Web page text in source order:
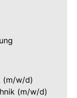
(m/w/d)
(m/w/d)